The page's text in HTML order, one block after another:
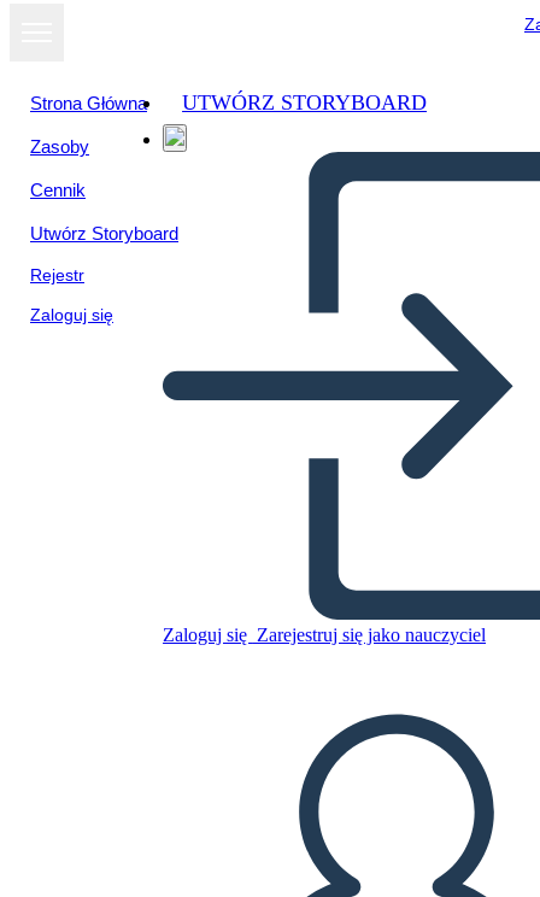
Strona Główna
Zasoby
Cennik
Utwórz Storyboard
Rejestr
Zaloguj się
UTWÓRZ STORYBOARD
Zaloguj się Zarejestruj się jako nauczyciel
Filmplakat 4
STWÓRZ SCENORYS
ODTWARZANIE POKAZU SLAJDÓW